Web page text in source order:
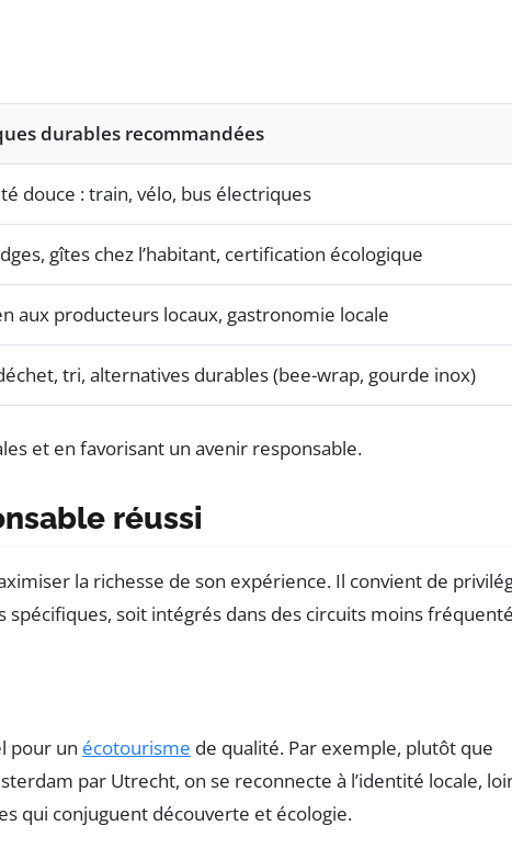
durables recommandées
douce : train, vélo, bus électriques
gîtes chez l’habitant, certification écologique
aux producteurs locaux, gastronomie locale
tri, alternatives durables (bee-wrap, gourde inox)
réussi
la richesse de son expérience. Il convient de
spécifiques, soit intégrés dans des circuits moins
pour un écotourisme de qualité. Par exemple, plutôt que
par Utrecht, on se reconnecte à l’identité locale,
qui conjuguent découverte et écologie.